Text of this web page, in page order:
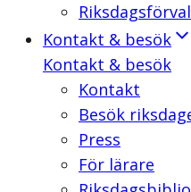
Kontakt & besök
Kontakt & besök
Kontakt
Besök
Press
För lärare